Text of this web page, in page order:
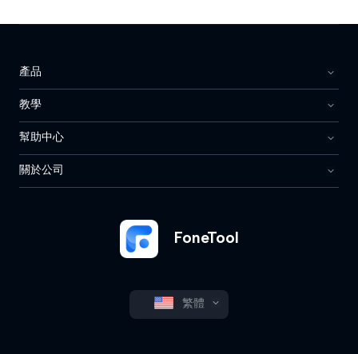
FoneTool
繁體
產品
教學
幫助中心
關於公司